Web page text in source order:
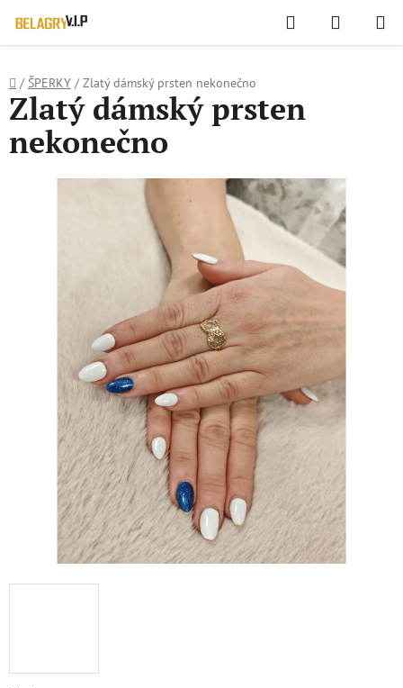
WIDGET HODNOCENÍ OBCHODU
Přejít
na
Hledat
KOŠÍK
Domů
/ ŠPERKY / Zlatý dámský prsten nekonečno
Zlatý dámský prsten
nekonečno